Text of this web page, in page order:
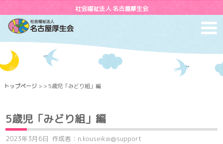
社会福祉法人 名古屋厚生会
トップページ > > 5歳児「みどり組」編
5歳児「みどり組」編
2023年3月6日 作成者：n.kouseikai@support